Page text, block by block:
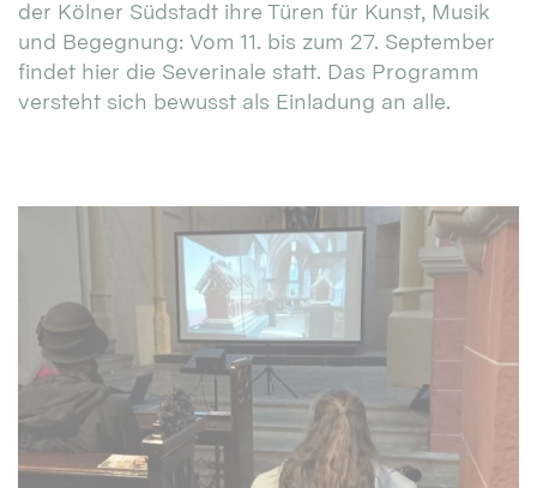
der Kölner Südstadt ihre Türen für Kunst, Musik
und Begegnung: Vom 11. bis zum 27. September
findet hier die Severinale statt. Das Programm
versteht sich bewusst als Einladung an alle.